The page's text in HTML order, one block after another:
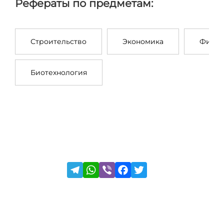
Рефераты по предметам:
Строительство Экономика
Биотехнология